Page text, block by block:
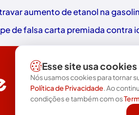
aumento de etanol na
de falsa carta premiada contra
Nos
Esse site usa cookies
Nós usamos cookies para tornar
Política de Privacidade. Ao
condições e também com os